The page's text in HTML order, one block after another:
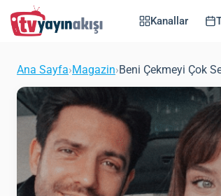
Kanallar
Ana Sayfa›Magazin›Beni Çekmeyi Çok